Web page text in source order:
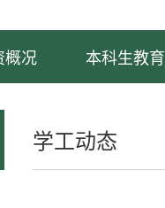
概况 本科生教育
学工动态